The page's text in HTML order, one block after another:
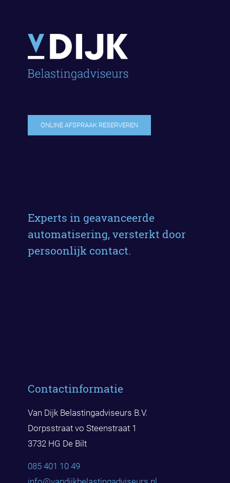
ONLINE AFSPRAAK RESERVEREN
Experts in geavanceerde
automatisering, versterkt door
persoonlijk contact.
Contactinformatie
Van Dijk Belastingadviseurs B.V.
Dorpsstraat vo Steenstraat 1
3732 HG De Bilt
085 401 10 49